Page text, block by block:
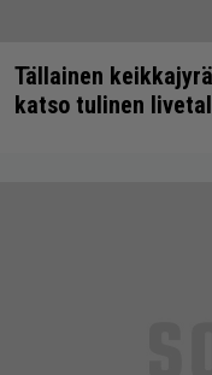
Tällainen
katso tulinen